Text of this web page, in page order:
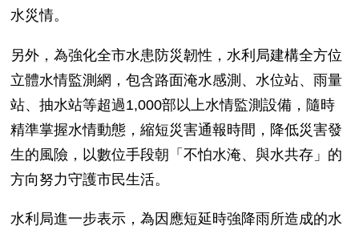
水災情。
另外，為強化全市水患防災韌性，水利局建構全方位
立體水情監測網，包含路面淹水感測、水位站、雨量
站、抽水站等超過1,000部以上水情監測設備，隨時
精準掌握水情動態，縮短災害通報時間，降低災害發
生的風險，以數位手段朝「不怕水淹、與水共存」的
方向努力守護市民生活。
水利局進一步表示，為因應短延時強降雨所造成的水